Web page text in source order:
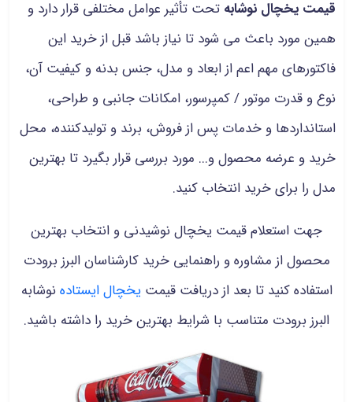
قیمت یخچال نوشابه تحت تأثیر عوامل مختلفی قرار دارد و
همین مورد باعث می شود تا نیاز باشد قبل از خرید این
فاکتورهای مهم اعم از ابعاد و مدل، جنس بدنه و کیفیت آن،
نوع و قدرت موتور / کمپرسور، امکانات جانبی و طراحی،
استانداردها و خدمات پس از فروش، برند و تولیدکننده، محل
خرید و عرضه محصول و... مورد بررسی قرار بگیرد تا بهترین
مدل را برای خرید انتخاب کنید.
جهت استعلام قیمت یخچال نوشیدنی و انتخاب بهترین
محصول از مشاوره و راهنمایی خرید کارشناسان البرز برودت
استفاده کنید تا بعد از دریافت قیمتیخچال ایستاده نوشابه
البرز برودت متناسب با شرایط بهترین خرید را داشته باشید.